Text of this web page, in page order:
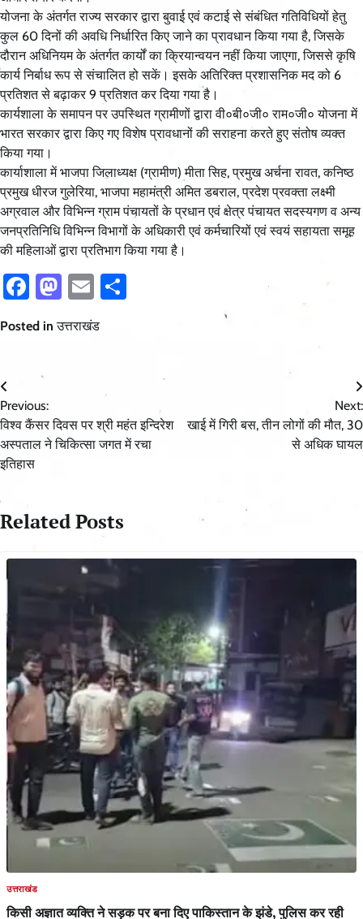
योजना के अंतर्गत राज्य सरकार द्वारा बुवाई एवं कटाई से संबंधित गतिविधियों हेतु
कुल 60 दिनों की अवधि निर्धारित किए जाने का प्रावधान किया गया है, जिसके
दौरान अधिनियम के अंतर्गत कार्यों का क्रियान्वयन नहीं किया जाएगा, जिससे कृषि
कार्य निर्बाध रूप से संचालित हो सकें। इसके अतिरिक्त प्रशासनिक मद को 6
प्रतिशत से बढ़ाकर 9 प्रतिशत कर दिया गया है।
कार्यशाला के समापन पर उपस्थित ग्रामीणों द्वारा वी०बी०जी० राम०जी० योजना में
भारत सरकार द्वारा किए गए विशेष प्रावधानों की सराहना करते हुए संतोष व्यक्त
किया गया।
कार्याशाला में भाजपा जिलाध्यक्ष (ग्रामीण) मीता सिह, प्रमुख अर्चना रावत, कनिष्ठ
प्रमुख धीरज गुलेरिया, भाजपा महामंत्री अमित डबराल, प्रदेश प्रवक्ता लक्ष्मी
अग्रवाल और विभिन्न ग्राम पंचायतों के प्रधान एवं क्षेत्र पंचायत सदस्यगण व अन्य
जनप्रतिनिधि विभिन्न विभागों के अधिकारी एवं कर्मचारियों एवं स्वयं सहायता समूह
की महिलाओं द्वारा प्रतिभाग किया गया है।
Facebook
Mastodon
Email
Posted inउत्तराखंड
Post
navigation
Previous:
विश्व कैंसर दिवस पर श्री महंत इन्दिरेश
अस्पताल ने चिकित्सा जगत में रचा
इतिहास
Next:
खाई में गिरी बस, तीन लोगों की मौत, 30
से अधिक घायल
Related Posts
उत्तराखंड
किसी अज्ञात व्यक्ति ने सड़क पर बना दिए पाकिस्तान के झंडे, पुलिस कर रही